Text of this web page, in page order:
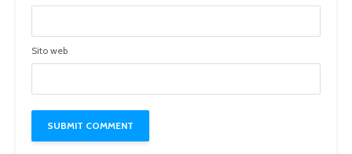
Sito web